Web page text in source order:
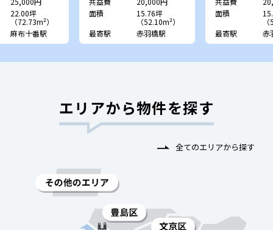
22.00坪
（72.73m²）
麻布十番駅
面積
15.76坪
（52.10m²）
最寄駅
赤羽橋駅
面積
最寄駅
赤
エリアから物件を探す
全てのエリアから探す